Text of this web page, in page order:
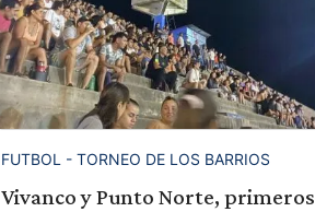
FUTBOL - TORNEO DE LOS BARRIOS
Vivanco y Punto Norte, primeros